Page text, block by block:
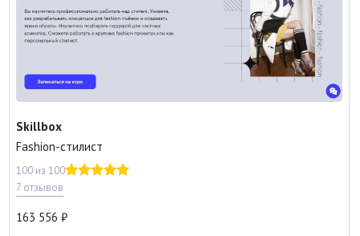
Skillbox
Fashion-стилист
100 из 100
7 отзывов
163 556